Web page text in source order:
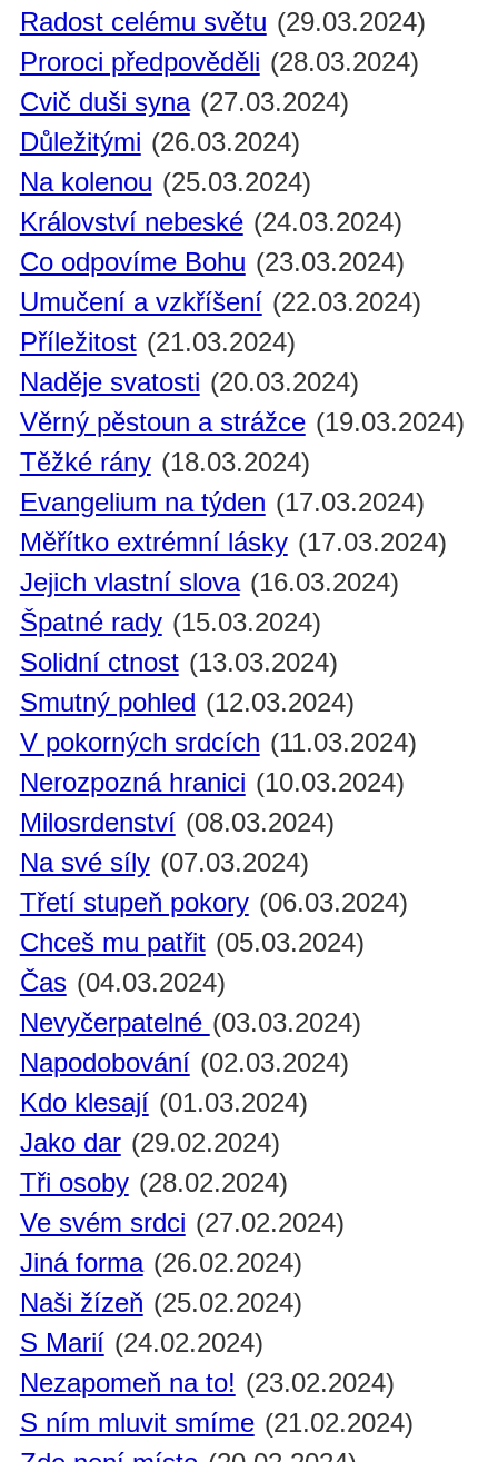
Radost celému světu (29.03.2024)
Proroci předpověděli (28.03.2024)
Cvič duši syna (27.03.2024)
Důležitými (26.03.2024)
Na kolenou (25.03.2024)
Království nebeské (24.03.2024)
Co odpovíme Bohu (23.03.2024)
Umučení a vzkříšení (22.03.2024)
Příležitost (21.03.2024)
Naděje svatosti (20.03.2024)
Věrný pěstoun a strážce (19.03.2024)
Těžké rány (18.03.2024)
Evangelium na týden (17.03.2024)
Měřítko extrémní lásky (17.03.2024)
Jejich vlastní slova (16.03.2024)
Špatné rady (15.03.2024)
Solidní ctnost (13.03.2024)
Smutný pohled (12.03.2024)
V pokorných srdcích (11.03.2024)
Nerozpozná hranici (10.03.2024)
Milosrdenství (08.03.2024)
Na své síly (07.03.2024)
Třetí stupeň pokory (06.03.2024)
Chceš mu patřit (05.03.2024)
Čas (04.03.2024)
Nevyčerpatelné (03.03.2024)
Napodobování (02.03.2024)
Kdo klesají (01.03.2024)
Jako dar (29.02.2024)
Tři osoby (28.02.2024)
Ve svém srdci (27.02.2024)
Jiná forma (26.02.2024)
Naši žízeň (25.02.2024)
S Marií (24.02.2024)
Nezapomeň na to! (23.02.2024)
S ním mluvit smíme (21.02.2024)